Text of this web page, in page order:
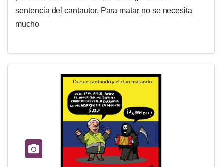
sentencia del cantautor. Para matar no se necesita
mucho